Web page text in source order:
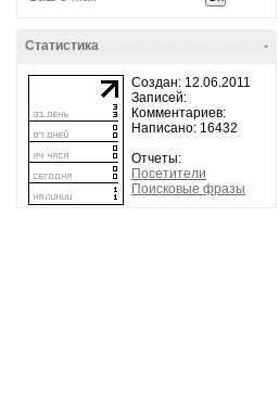
-
Статистика
Создан: 12.06.2011
Записей:
Комментариев:
Написано: 16432
Отчеты:
Посетители
Поисковые фразы